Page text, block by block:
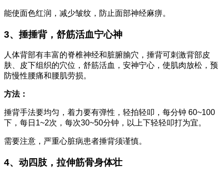
能使面色红润，减少皱纹，防止面部神经麻痹。
3、捶捶背，舒筋活血宁心神
人体背部有丰富的脊椎神经和脏腑腧穴，捶背可刺激背部皮
肤、皮下组织的穴位，舒筋活血，安神宁心，使肌肉放松，预
防慢性腰痛和腰肌劳损。
方法：
捶背手法要均匀，着力要有弹性，轻拍轻叩，每分钟 60~100
下，每日1~2次，每次30~50分钟，以上下轻轻叩打为宜。
需要注意，严重心脏病患者捶背须谨慎。
4、动四肢，拉伸筋骨身体壮